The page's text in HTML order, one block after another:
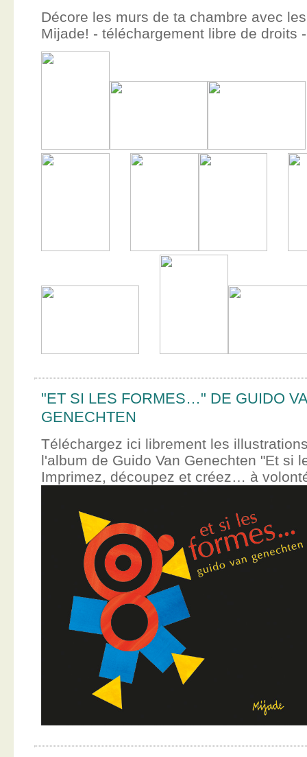
Décore les murs de ta chambre avec
Mijade! - téléchargement libre de droits -
"ET SI LES FORMES…" DE GUIDO
GENECHTEN
Téléchargez ici librement les
l'album de Guido Van Genechten "Et si
Imprimez, découpez et créez… à